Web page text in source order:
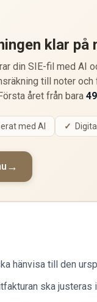
klar på
din SIE-fil med AI
till noter
året från bara
med AI
hänvisa till den
ska